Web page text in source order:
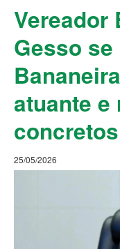
Vereador
Gesso
atuante
concretos
25/05/2026